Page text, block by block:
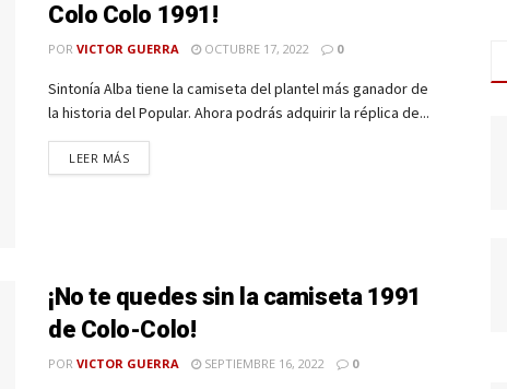
Colo Colo 1991!
POR VICTOR GUERRA OCTUBRE 17, 2022 0
Sintonía Alba tiene la camiseta del plantel más ganador de
la historia del Popular. Ahora podrás adquirir la réplica de...
LEER MÁS
¡No te quedes sin la camiseta 1991
de Colo-Colo!
POR VICTOR GUERRA SEPTIEMBRE 16, 2022 0